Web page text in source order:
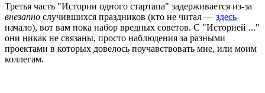
Третья часть "Истории одного стартапа" задерживается из-за
внезапно случившихся праздников (кто не читал — здесь
начало), вот вам пока набор вредных советов. С "Историей ..."
они никак не связаны, просто наблюдения за разными
проектами в которых довелось поучавствовать мне, или моим
коллегам.